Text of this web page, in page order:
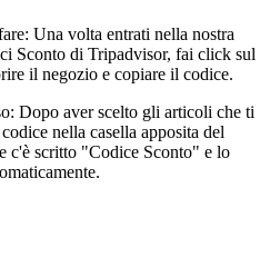
Una volta entrati nella nostra
Sconto di Tripadvisor, fai click sul
il negozio e copiare il codice.
Dopo aver scelto gli articoli che ti
nella casella apposita del
c'è scritto "Codice Sconto" e lo